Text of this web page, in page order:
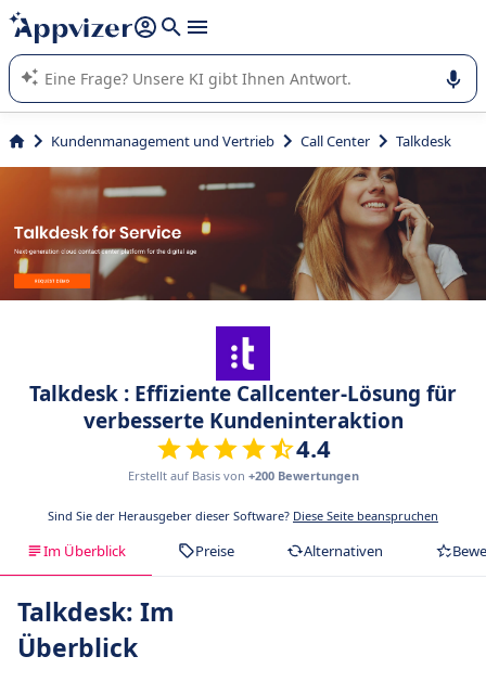
beantworten (mehrere Zeilen mit
Die KI von Appvizer führt Sie bei der Nutzung oder Auswahl
von SaaS-Software in Unternehmen.
Kundenmanagement und Vertrieb Call Center Talkdesk
Talkdesk : Effiziente Callcenter-Lösung für
verbesserte Kundeninteraktion
4.4
Erstellt auf Basis von +200 Bewertungen
Sind Sie der Herausgeber dieser Software? Diese Seite beanspruchen
Im Überblick Preise Alternativen
Talkdesk: Im
Überblick